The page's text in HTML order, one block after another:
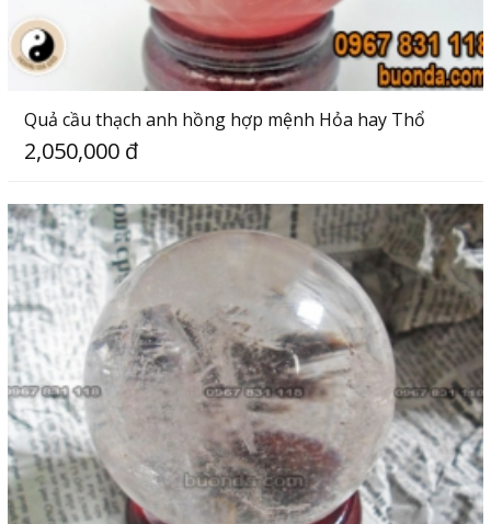
Quả cầu thạch anh hồng hợp mệnh Hỏa hay Thổ
2,050,000 đ